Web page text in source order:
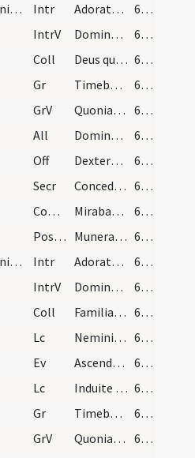
Dominica tertia post octavam Epiphaniae. Omnia di… Intr Adorate Dominum
60 (19v)
IntrV Dominus regnavit exsultet terra
60 (19v)
Coll Deus qui nos in tantis periculis constitutos
60 (19v)
Gr Timebunt gentes
60 (19v)
GrV Quoniam aedificavit Dominus Sion
60 (19v)
All Dominus regnavit exsultet terra
60 (19v)
Off Dextera Domini fecit virtutem
60 (19v)
Secr Concede quaesumus omnipotens Deus ut huius sacrificii munus oblatum
60 (19v)
Comm Mirabantur omnes
60 (19v)
Postcomm Munera tua nos Domine a delectationibus
60 (19v)
Dominica quarta post octavam Epiphaniae officium… Intr Adorate Dominum
60 (19v)
IntrV Dominus regnavit exsultet terra
60 (19v)
Coll Familiam tuam quaesumus Domine continua pietate custodi ut quae in sola
60 (19v)
Lc Nemini quicquam debeatis
60 (19v)
Ev Ascendente Iesu in naviculam (Mt 8)
60 (19v)
Lc Induite vos sicut electi
60 (19v)
Gr Timebunt gentes
61 (20r)
GrV Quoniam aedificavit Dominus Sion
61 (20r)